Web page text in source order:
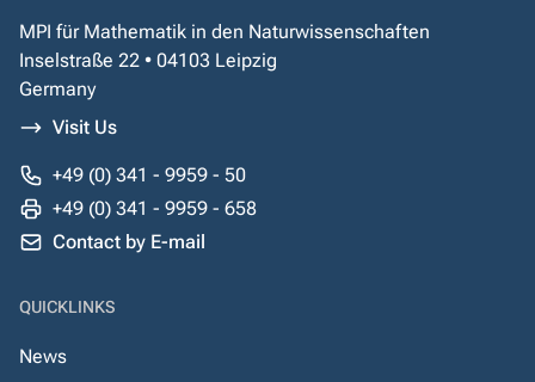
MPI für Mathematik in den Naturwissenschaften
Inselstraße 22 • 04103 Leipzig
Germany
Visit Us
+49 (0) 341 - 9959 - 50
+49 (0) 341 - 9959 - 658
Contact by E-mail
QUICKLINKS
News